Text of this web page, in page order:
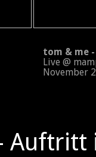
tom & me -
Live @
November